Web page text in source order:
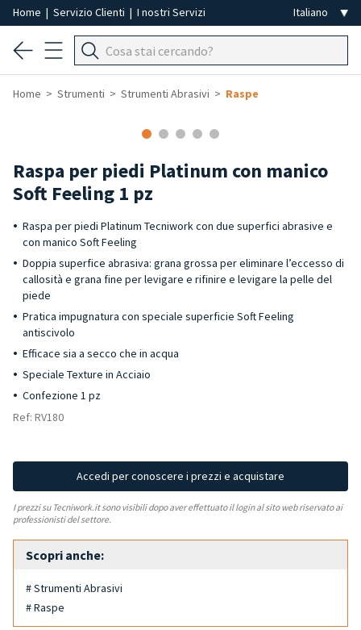
Home | Servizio Clienti | I nostri Servizi
Home Strumenti Strumenti Abrasivi Raspe
Raspa per piedi Platinum con manico
Soft Feeling 1 pz
Raspa per piedi Platinum Tecniwork con due superfici abrasive e
con manico Soft Feeling
Doppia superfice abrasiva: grana grossa per eliminare l’eccesso di
callosità e grana fine per levigare e rifinire e levigare la pelle del
piede
Pratica impugnatura con speciale superficie Soft Feeling
antiscivolo
Efficace sia a secco che in acqua
Speciale Texture in Acciaio
Confezione 1 pz
Ref: RV180
Accedi per conoscere i prezzi e acquistare
I prezzi su Tecniwork.it sono visibili dopo aver effettuato il login al sito web riservato ai
professionisti del settore.
Scopri anche:
# Strumenti Abrasivi
# Raspe